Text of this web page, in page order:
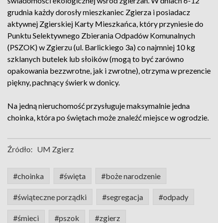
grudnia każdy dorosły mieszkaniec Zgierza i posiadacz
aktywnej Zgierskiej Karty Mieszkańca, który przyniesie do
Punktu Selektywnego Zbierania Odpadów Komunalnych
(PSZOK) w Zgierzu (ul. Barlickiego 3a) co najmniej 10 kg
szklanych butelek lub słoików (mogą to być zarówno
opakowania bezzwrotne, jak i zwrotne), otrzyma w prezencie
piękny, pachnący świerk w donicy.
Na jedną nieruchomość przysługuje maksymalnie jedna
choinka, która po świętach może znaleźć miejsce w ogrodzie.
Źródło: UM Zgierz
#choinka #święta #boże narodzenie
#świąteczne porządki #segregacja #odpady
#śmieci #pszok #zgierz